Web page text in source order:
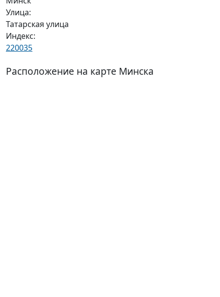
Улица:
Татарская улица
Индекс:
220035
Расположение на карте Минска